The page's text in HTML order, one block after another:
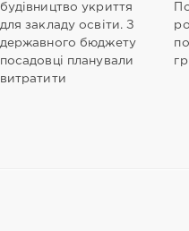
будівництво укриття
для закладу освіти. З
державного бюджету
посадовці планували
витратити